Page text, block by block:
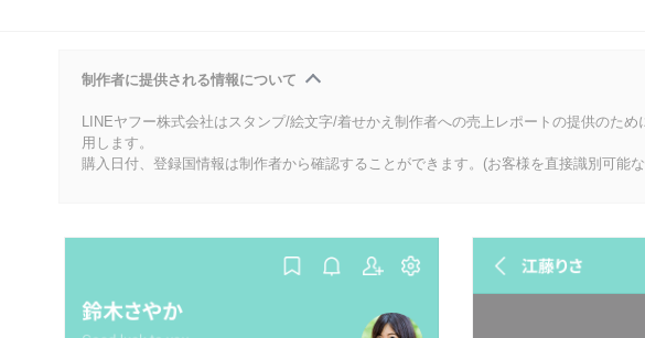
制作者に提供される情報について
LINEヤフー株式会社はスタンプ/絵文字/着せかえ制作者への売上レポートの提供のため
用します。
購入日付、登録国情報は制作者から確認することができます。(お客様を直接識別可能